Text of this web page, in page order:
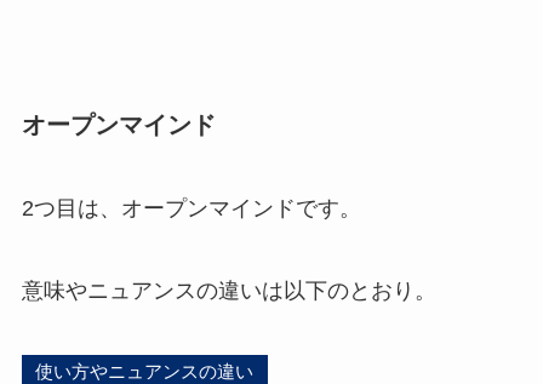
オープンマインド
2つ目は、オープンマインドです。
意味やニュアンスの違いは以下のとおり。
使い方やニュアンスの違い